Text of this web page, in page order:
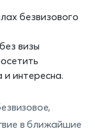
безвизового
визы
интересна.
в ближайшие